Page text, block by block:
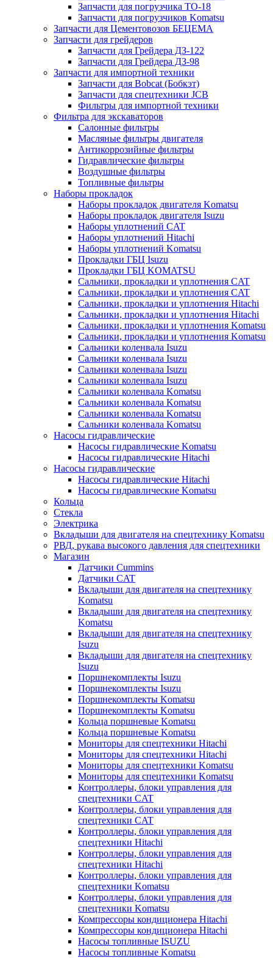
Запчасти для погрузчика ТО-18
Запчасти для погрузчиков Komatsu
Запчасти для Цементовозов БЕЦЕМА
Запчасти для грейдеров
Запчасти для Грейдера ДЗ-122
Запчасти для Грейдера ДЗ-98
Запчасти для импортной техники
Запчасти для Bobcat (Бобкэт)
Запчасти для спецтехники JCB
Фильтры для импортной техники
Фильтра для экскаваторов
Салонные фильтры
Масляные фильтры двигателя
Антикоррозийные фильтры
Гидравлические фильтры
Воздушные фильтры
Топливные фильтры
Наборы прокладок
Наборы прокладок двигателя Komatsu
Наборы прокладок двигателя Isuzu
Наборы уплотнений CAT
Наборы уплотнений Hitachi
Наборы уплотнений Komatsu
Прокладки ГБЦ Isuzu
Прокладки ГБЦ KOMATSU
Сальники, прокладки и уплотнения CAT
Сальники, прокладки и уплотнения CAT
Сальники, прокладки и уплотнения Hitachi
Сальники, прокладки и уплотнения Hitachi
Сальники, прокладки и уплотнения Komatsu
Сальники, прокладки и уплотнения Komatsu
Сальники коленвала Isuzu
Сальники коленвала Isuzu
Сальники коленвала Isuzu
Сальники коленвала Isuzu
Сальники коленвала Komatsu
Сальники коленвала Komatsu
Сальники коленвала Komatsu
Сальники коленвала Komatsu
Насосы гидравлические
Насосы гидравлические Komatsu
Насосы гидравлические Hitachi
Насосы гидравлические
Насосы гидравлические Hitachi
Насосы гидравлические Komatsu
Кольца
Стекла
Электрика
Вкладыши для двигателя на спецтехнику Komatsu
РВД, рукава высокого давления для спецтехники
Магазин
Датчики Cummins
Датчики CAT
Вкладыши для двигателя на спецтехнику
Komatsu
Вкладыши для двигателя на спецтехнику
Komatsu
Вкладыши для двигателя на спецтехнику
Isuzu
Вкладыши для двигателя на спецтехнику
Isuzu
Поршнекомплекты Isuzu
Поршнекомплекты Isuzu
Поршнекомплекты Komatsu
Поршнекомплекты Komatsu
Кольца поршневые Komatsu
Кольца поршневые Komatsu
Мониторы для спецтехники Hitachi
Мониторы для спецтехники Hitachi
Мониторы для спецтехники Komatsu
Мониторы для спецтехники Komatsu
Контроллеры, блоки управления для
спецтехники CAT
Контроллеры, блоки управления для
спецтехники CAT
Контроллеры, блоки управления для
спецтехники Hitachi
Контроллеры, блоки управления для
спецтехники Hitachi
Контроллеры, блоки управления для
спецтехники Komatsu
Контроллеры, блоки управления для
спецтехники Komatsu
Компрессоры кондиционера Hitachi
Компрессоры кондиционера Hitachi
Насосы топливные ISUZU
Насосы топливные Komatsu